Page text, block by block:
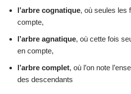
l’arbre cognatique, où seules les
compte,
l’arbre agnatique, où cette fois
en compte,
l’arbre complet, où l’on note
des descendants